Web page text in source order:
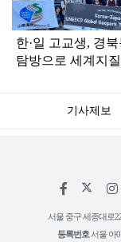
한·일 고교생, 경
탐방으로 세계지
기사제보
페
스
인
서울 중구 세종대로
등록번호 서울 아